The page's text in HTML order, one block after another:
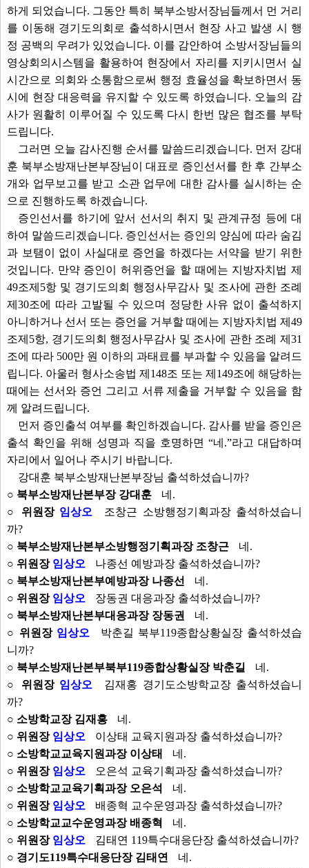
하게 되었습니다. 그동안 특히 북부소방서장님들께서 먼 거리
를 이동해 경기도의회로 출석하시면서 현장 사고 발생 시 행
정 공백의 우려가 있었습니다. 이를 감안하여 소방서장님들의
영상회의시스템을 활용하여 현장에서 자리를 지키시면서 실
시간으로 의회와 소통함으로써 행정 효율성을 확보하면서 동
시에 현장 대응력을 유지할 수 있도록 하였습니다. 오늘의 감
사가 원활히 이루어질 수 있도록 다시 한번 많은 협조를 부탁
드립니다.
그러면 오늘 감사진행 순서를 말씀드리겠습니다. 먼저 강대
훈 북부소방재난본부장님이 대표로 증인선서를 한 후 간부소
개와 업무보고를 받고 소관 업무에 대한 감사를 실시하는 순
으로 진행하도록 하겠습니다.
증인선서를 하기에 앞서 선서의 취지 및 관계규정 등에 대
하여 말씀드리겠습니다. 증인선서는 증인의 양심에 따라 숨김
과 보탬이 없이 사실대로 증언을 하겠다는 서약을 받기 위한
것입니다. 만약 증인이 허위증언을 할 때에는 지방자치법 제
49조제5항 및 경기도의회 행정사무감사 및 조사에 관한 조례
제30조에 따라 고발될 수 있으며 정당한 사유 없이 출석하지
아니하거나 선서 또는 증언을 거부할 때에는 지방자치법 제49
조제5항, 경기도의회 행정사무감사 및 조사에 관한 조례 제31
조에 따라 500만 원 이하의 과태료를 부과할 수 있음을 알려드
립니다. 아울러 형사소송법 제148조 또는 제149조에 해당하는
때에는 선서와 증언 그리고 서류 제출을 거부할 수 있음을 함
께 알려드립니다.
먼저 증인출석 여부를 확인하겠습니다. 감사를 받을 증인은
출석 확인을 위해 성명과 직을 호명하면 “네.”라고 대답하며
자리에서 일어나 주시기 바랍니다.
강대훈 북부소방재난본부장님 출석하셨습니까?
○ 북부소방재난본부장 강대훈
네.
○ 위원장 임상오
조창근 소방행정기획과장 출석하셨습니
까?
○ 북부소방재난본부소방행정기획과장 조창근
네.
○ 위원장 임상오
나종선 예방과장 출석하셨습니까?
○ 북부소방재난본부예방과장 나종선
네.
○ 위원장 임상오
장동권 대응과장 출석하셨습니까?
○ 북부소방재난본부대응과장 장동권
네.
○ 위원장 임상오
박춘길 북부119종합상황실장 출석하셨습
니까?
○ 북부소방재난본부북부119종합상황실장 박춘길
네.
○ 위원장 임상오
김재홍 경기도소방학교장 출석하셨습니
까?
○ 소방학교장 김재홍
네.
○ 위원장 임상오
이상태 교육지원과장 출석하셨습니까?
○ 소방학교교육지원과장 이상태
네.
○ 위원장 임상오
오은석 교육기획과장 출석하셨습니까?
○ 소방학교교육기획과장 오은석
네.
○ 위원장 임상오
배종혁 교수운영과장 출석하셨습니까?
○ 소방학교교수운영과장 배종혁
네.
○ 위원장 임상오
김태연 119특수대응단장 출석하셨습니까?
○ 경기도119특수대응단장 김태연
네.